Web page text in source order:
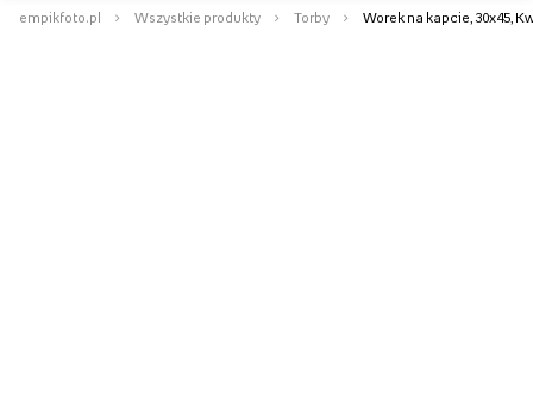
empikfoto.pl Wszystkie produkty Torby Worek na kapcie, 30x45,